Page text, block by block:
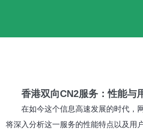
香港双向CN2服务：性能与
在如今这个信息高速发展的时代，
将深入分析这一服务的性能特点以及用